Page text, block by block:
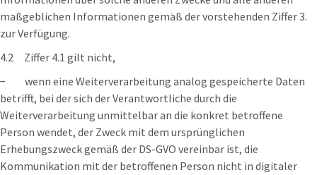
maßgeblichen Informationen gemäß der vorstehenden Ziffer 3.
zur Verfügung.
4.2 Ziffer 4.1 gilt nicht,
− wenn eine Weiterverarbeitung analog gespeicherte Daten
betrifft, bei der sich der Verantwortliche durch die
Weiterverarbeitung unmittelbar an die konkret betroffene
Person wendet, der Zweck mit dem ursprünglichen
Erhebungszweck gemäß der DS-GVO vereinbar ist, die
Kommunikation mit der betroffenen Person nicht in digitaler